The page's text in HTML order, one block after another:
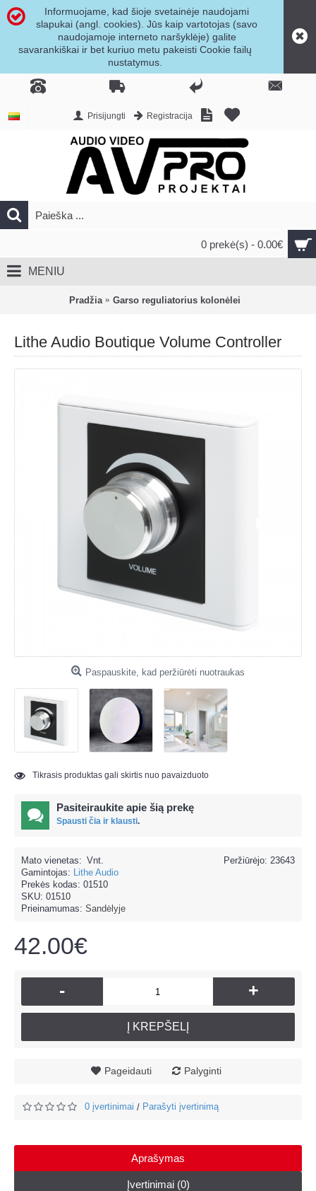
Informuojame, kad šioje svetainėje naudojami
slapukai (angl. cookies). Jūs kaip vartotojas (savo
naudojamoje interneto naršyklėje) galite
savarankiškai ir bet kuriuo metu pakeisti Cookie failų
nustatymus.
Prisijungti Registracija
0 prekė(s) - 0.00€
MENIU
Pradžia Garso reguliatorius kolonėlei
Lithe Audio Boutique Volume Controller
Paspauskite, kad peržiūrėti nuotraukas
Tikrasis produktas gali skirtis nuo pavaizduoto
Pasiteiraukite apie šią prekę
Spausti čia ir klausti.
Peržiūrėjo: 23643
Mato vienetas: Vnt.
Gamintojas: Lithe Audio
Prekės kodas: 01510
SKU: 01510
Prieinamumas: Sandėlyje
42.00€
- +
Į KREPŠELĮ
Pageidauti Palyginti
0 įvertinimai / Parašyti įvertinimą
Aprašymas
Įvertinimai (0)